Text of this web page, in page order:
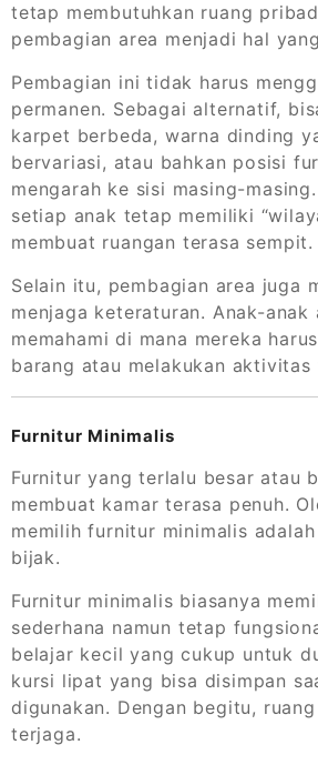
tetap membutuhkan ruang
pembagian area menjadi hal
Pembagian ini tidak harus
permanen. Sebagai alternatif,
karpet berbeda, warna dinding
bervariasi, atau bahkan posisi
mengarah ke sisi masing-
setiap anak tetap memiliki
membuat ruangan terasa sempit.
Selain itu, pembagian area juga
menjaga keteraturan. Anak-anak
memahami di mana mereka
barang atau melakukan
Furnitur Minimalis
Furnitur yang terlalu besar atau
membuat kamar terasa penuh.
memilih furnitur minimalis
bijak.
Furnitur minimalis biasanya
sederhana namun tetap
belajar kecil yang cukup untuk
kursi lipat yang bisa disimpan
digunakan. Dengan begitu,
terjaga.